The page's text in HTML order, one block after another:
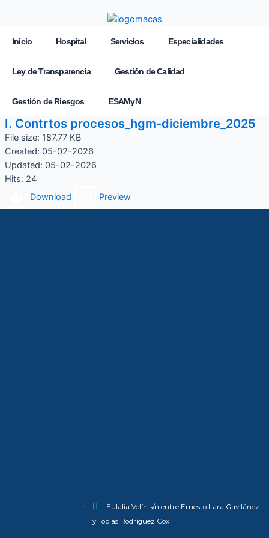
Inicio Hospital Servicios Especialidades
Ley de Transparencia Gestión de Calidad
Gestión de Riesgos ESAMyN
I. Contrtos procesos_hgm-diciembre_2025
File size: 187.77 KB
Created: 05-02-2026
Updated: 05-02-2026
Hits: 24
Download
Preview
Eulalia Velín s/n entre Ernesto Lara Gavilánez
y Tobías Rodríguez Cox